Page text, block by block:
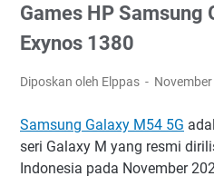
Games HP Samsung
Exynos 1380
Diposkan oleh Elppas
Samsung Galaxy M54 5G
seri Galaxy M yang resmi
Indonesia pada November